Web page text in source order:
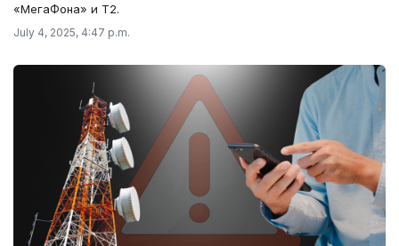
«МегаФона» и T2.
July 4, 2025, 4:47 p.m.